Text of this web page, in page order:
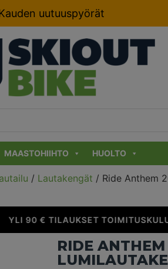
uutuuspyörät
MAASTOHIIHTO HUOLTO
/ Lautakengät / Ride Anthem
YLI 90 € TILAUKSET
RIDE